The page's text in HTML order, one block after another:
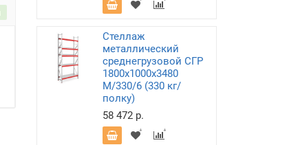
Стеллаж
металлический
среднегрузовой СГР
1800х1000х3480
M/330/6 (330 кг/
полку)
58 472 р.